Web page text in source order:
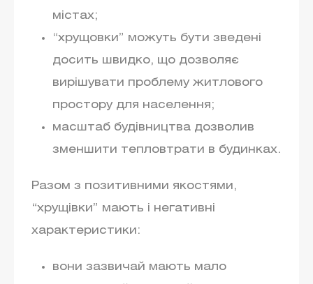
містах;
“хрущовки” можуть бути зведені
досить швидко, що дозволяє
вирішувати проблему житлового
простору для населення;
масштаб будівництва дозволив
зменшити тепловтрати в будинках.
Разом з позитивними якостями,
“хрущівки” мають і негативні
характеристики:
вони зазвичай мають мало